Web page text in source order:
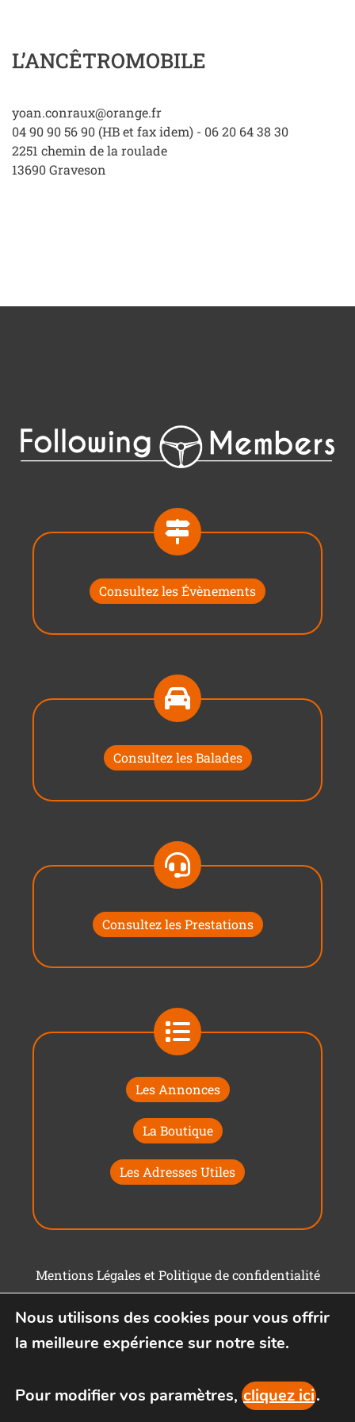
L’ANCÊTROMOBILE
yoan.conraux@orange.fr
04 90 90 56 90 (HB et fax idem) - 06 20 64 38 30
2251 chemin de la roulade
13690Graveson
Consultez les Évènements
Consultez les Balades
Consultez les Prestations
Les Annonces
La Boutique
Les Adresses Utiles
Mentions Légales et Politique de confidentialité
Nous utilisons des cookies pour vous offrir
la meilleure expérience sur notre site.
Pour modifier vos paramètres, cliquez ici.